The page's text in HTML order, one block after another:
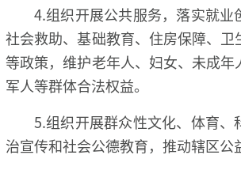
4.组织开展公共服务，落实就业
社会救助、基础教育、住房保障、卫
等政策，维护老年人、妇女、未成年
军人等群体合法权益。
5.组织开展群众性文化、体育、
治宣传和社会公德教育，推动辖区公